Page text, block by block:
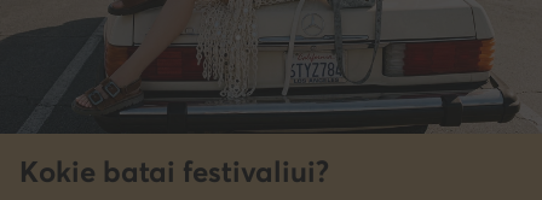
Kokie batai festivaliui?